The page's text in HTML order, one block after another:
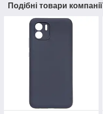
Подібні товари компанії